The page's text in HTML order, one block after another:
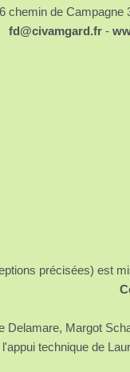
chemin de Campagne
fd@civamgard.fr-
précisées) est
Delamare, Margot
technique de